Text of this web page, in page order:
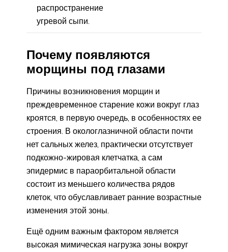
распространение
угревой сыпи.
Почему появляются
морщины под глазами
Причины возникновения морщин и
преждевременное старение кожи вокруг глаз
кроятся, в первую очередь, в особенностях ее
строения. В окологлазничной области почти
нет сальных желез, практически отсутствует
подкожно-жировая клетчатка, а сам
эпидермис в параорбитальной области
состоит из меньшего количества рядов
клеток, что обуславливает ранние возрастные
изменения этой зоны.
Ещё одним важным фактором является
высокая мимическая нагрузка зоны вокруг